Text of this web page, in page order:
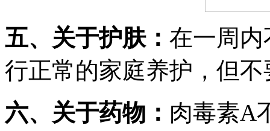
五、关于护肤： 在一周
行正常的家庭养护，但
六、关于药物： 肉毒素A